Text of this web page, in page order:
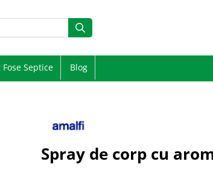
Septice Blog
Spray de corp cu